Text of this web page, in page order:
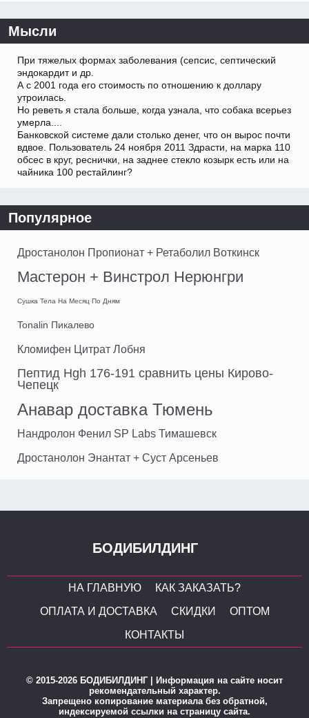
Мысли
При тяжелых формах заболевания (сепсис, септический
эндокардит и др.
А с 2001 года его стоимость по отношению к доллару
утроилась.
Но реветь я стала больше, когда узнала, что собака всерьез
умерла....
Банковской системе дали столько денег, что он вырос почти
вдвое. Пользователь 24 ноября 2011 Здрасти, на марка 110
обсес в круг, реснички, на заднее стекло козырк есть или на
чайника 100 рестайлинг?
Популярное
Дростанолон Пропионат + Ретаболил Воткинск
Мастерон + Винстрол Нерюнгри
Сушка Тела На Месяц По Дням
Tonalin Пикалево
Кломифен Цитрат Лобня
Пептид Hgh 176-191 сравнить цены Кирово-
Чепецк
Анавар доставка Тюмень
Нандролон Фенил SP Labs Тимашевск
Дростанолон Энантат + Суст Арсеньев
БОДИБИЛДИНГ
НА ГЛАВНУЮ
КАК ЗАКАЗАТЬ?
ОПЛАТА И ДОСТАВКА
СКИДКИ
ОПТОМ
КОНТАКТЫ
© 2015-2026 БОДИБИЛДИНГ | Информация на сайте носит
рекомендательный характер.
Запрещено копирование материала без обратной,
индексируемой ссылки на страницу сайта.